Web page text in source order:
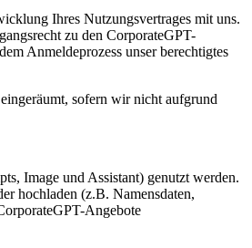
Ihres Nutzungsvertrages mit uns.
zu den CorporateGPT-
Anmeldeprozess unser berechtigtes
sofern wir nicht aufgrund
Image und Assistant) genutzt werden.
hochladen (z.B. Namensdaten,
Angebote